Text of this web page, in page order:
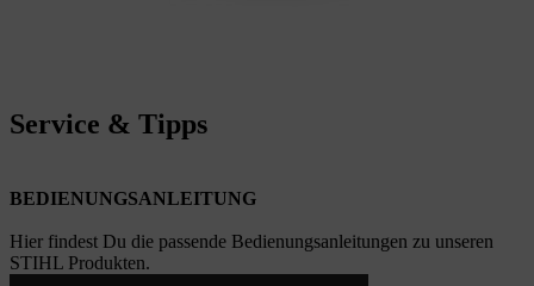
Service & Tipps
BEDIENUNGSANLEITUNG
Hier findest Du die passende Bedienungsanleitungen zu unseren
STIHL Produkten.